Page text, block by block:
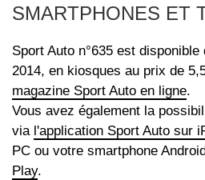
SMARTPHONES ET
Sport Auto n°635 est
2014, en kiosques au prix de
magazine Sport Auto en ligne.
Vous avez également la
via l'application Sport Auto sur
PC ou votre smartphone
Play.